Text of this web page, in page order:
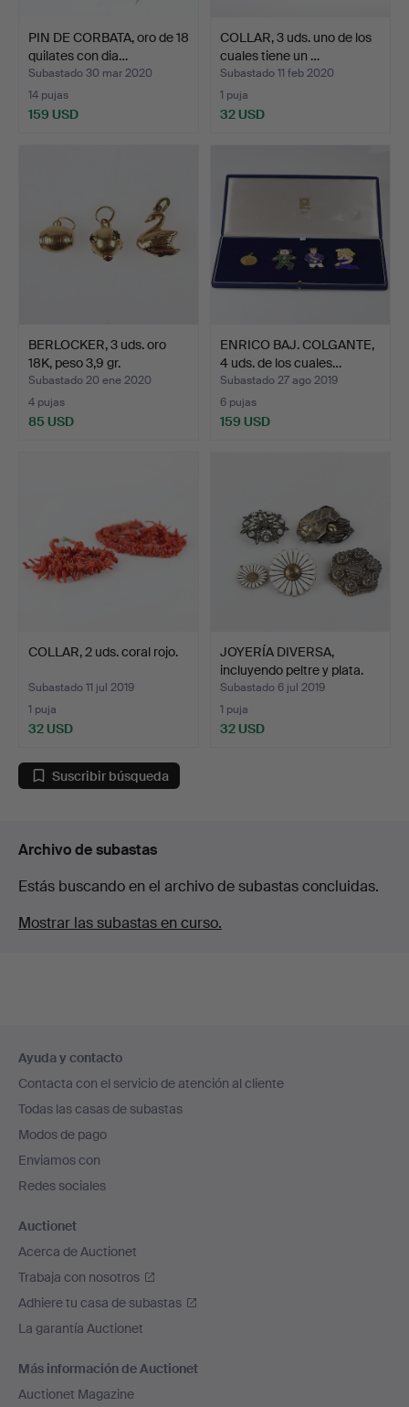
PIN DE CORBATA, oro de 18
quilates con dia…
Subastado 30 mar 2020
14 pujas
159 USD
COLLAR, 3 uds. uno de los
cuales tiene un …
Subastado 11 feb 2020
1 puja
32 USD
BERLOCKER, 3 uds. oro
18K, peso 3,9 gr.
Subastado 20 ene 2020
4 pujas
85 USD
ENRICO BAJ. COLGANTE,
4 uds. de los cuales…
Subastado 27 ago 2019
6 pujas
159 USD
COLLAR, 2 uds. coral rojo.
Subastado 11 jul 2019
1 puja
32 USD
JOYERÍA DIVERSA,
incluyendo peltre y plata.
Subastado 6 jul 2019
1 puja
32 USD
Suscribir búsqueda
Archivo de subastas
Estás buscando en el archivo de subastas concluidas.
Mostrar las subastas en curso.
en
el
pie
de
página
Ayuda y contacto
Contacta con el servicio de atención al cliente
Todas las casas de subastas
Modos de pago
Enviamos con
Redes sociales
Auctionet
Acerca de Auctionet
Trabaja con nosotros
Adhiere tu casa de subastas
La garantía Auctionet
Más información de Auctionet
Auctionet Magazine